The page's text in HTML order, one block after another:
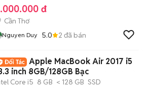
đ
Cần Thơ
Nguyen Duy 5.0 2 đã bán
Apple MacBook Air 2017 i5
inch 8GB/128GB Bạc
Core i5 8 GB < 128 GB SSD